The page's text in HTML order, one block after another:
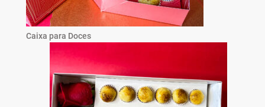
Caixa para Doces